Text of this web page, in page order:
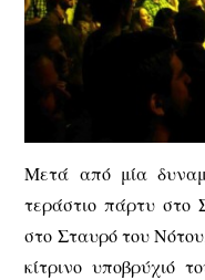
Μετά από μία
τεράστιο πάρτυ στο
στο Σταυρό του
κίτρινο υποβρύχιό